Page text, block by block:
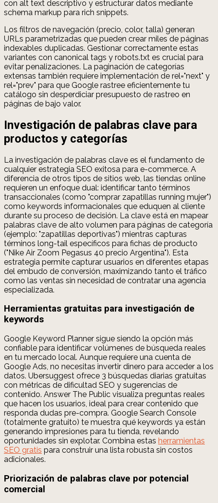
con alt text descriptivo y estructurar datos mediante
schema markup para rich snippets.
Los filtros de navegación (precio, color, talla) generan
URLs parametrizadas que pueden crear miles de páginas
indexables duplicadas. Gestionar correctamente estas
variantes con canonical tags y robots.txt es crucial para
evitar penalizaciones. La paginación de categorías
extensas también requiere implementación de rel="next" y
rel="prev" para que Google rastree eficientemente tu
catálogo sin desperdiciar presupuesto de rastreo en
páginas de bajo valor.
Investigación de palabras clave para
productos y categorías
La investigación de palabras clave es el fundamento de
cualquier estrategia SEO exitosa para e-commerce. A
diferencia de otros tipos de sitios web, las tiendas online
requieren un enfoque dual: identificar tanto términos
transaccionales (como "comprar zapatillas running mujer")
como keywords informacionales que eduquen al cliente
durante su proceso de decisión. La clave está en mapear
palabras clave de alto volumen para páginas de categoría
(ejemplo: "zapatillas deportivas") mientras capturas
términos long-tail específicos para fichas de producto
("Nike Air Zoom Pegasus 40 precio Argentina"). Esta
estrategia permite capturar usuarios en diferentes etapas
del embudo de conversión, maximizando tanto el tráfico
como las ventas sin necesidad de contratar una agencia
especializada.
Herramientas gratuitas para investigación de
keywords
Google Keyword Planner sigue siendo la opción más
confiable para identificar volúmenes de búsqueda reales
en tu mercado local. Aunque requiere una cuenta de
Google Ads, no necesitas invertir dinero para acceder a los
datos. Ubersuggest ofrece 3 búsquedas diarias gratuitas
con métricas de dificultad SEO y sugerencias de
contenido. Answer The Public visualiza preguntas reales
que hacen los usuarios, ideal para crear contenido que
responda dudas pre-compra. Google Search Console
(totalmente gratuito) te muestra qué keywords ya están
generando impresiones para tu tienda, revelando
oportunidades sin explotar. Combina estas herramientas
SEO gratis para construir una lista robusta sin costos
adicionales.
Priorización de palabras clave por potencial
comercial